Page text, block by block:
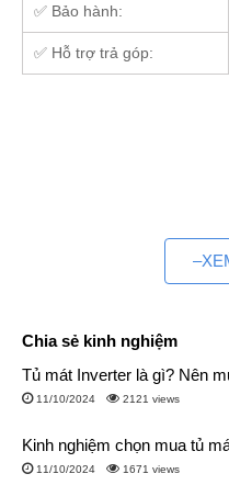
✅ Bảo hành:
✅ Hỗ trợ trả góp:
Chia sẻ kinh nghiệm
Tủ mát Inverter là gì? Nên
11/10/2024 2121 views
Kinh nghiệm chọn mua tủ
11/10/2024 1671 views